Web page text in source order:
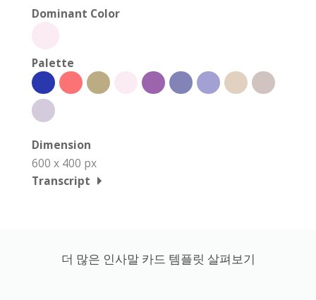
Dominant Color
Palette
Dimension
600 x 400 px
Transcript
더 많은 인사말 카드 템플릿 살펴보기